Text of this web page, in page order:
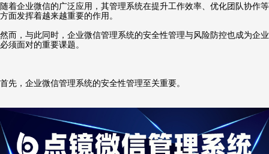
随着企业微信的广泛应用，其管理系统在提升工作效率、优化团队协作等
方面发挥着越来越重要的作用。
然而，与此同时，企业微信管理系统的安全性管理与风险防控也成为企业
必须面对的重要课题。
首先，企业微信管理系统的安全性管理至关重要。